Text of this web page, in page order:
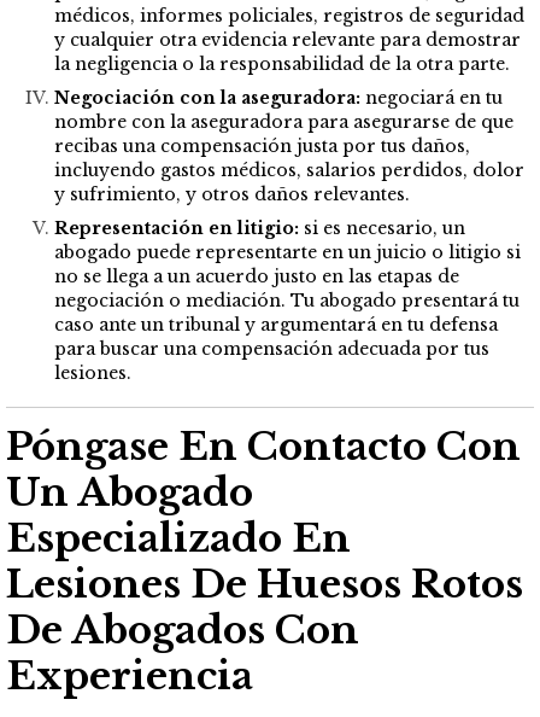
médicos, informes policiales, registros de seguridad
y cualquier otra evidencia relevante para demostrar
la negligencia o la responsabilidad de la otra parte.
Negociación con la aseguradora: negociará en tu
nombre con la aseguradora para asegurarse de que
recibas una compensación justa por tus daños,
incluyendo gastos médicos, salarios perdidos, dolor
y sufrimiento, y otros daños relevantes.
Representación en litigio: si es necesario, un
abogado puede representarte en un juicio o litigio si
no se llega a un acuerdo justo en las etapas de
negociación o mediación. Tu abogado presentará tu
caso ante un tribunal y argumentará en tu defensa
para buscar una compensación adecuada por tus
lesiones.
Póngase En Contacto Con
Un Abogado
Especializado En
Lesiones De Huesos Rotos
De Abogados Con
Experiencia